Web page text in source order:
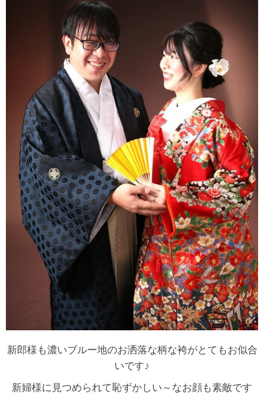
新郎様も濃いブルー地のお洒落な柄な袴がとてもお似合
いです♪
新婦様に見つめられて恥ずかしい～なお顔も素敵です